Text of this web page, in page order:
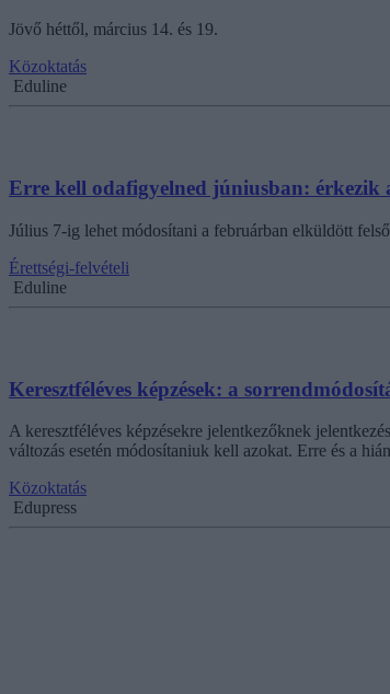
Jövő héttől, március 14. és 19.
Közoktatás
Eduline
Erre kell odafigyelned júniusban: érkezik
Július 7-ig lehet módosítani a februárban elküldött
Érettségi-felvételi
Eduline
Keresztféléves képzések: a
A keresztféléves képzésekre jelentkezőknek
változás esetén módosítaniuk kell azokat. Erre és a
Közoktatás
Edupress